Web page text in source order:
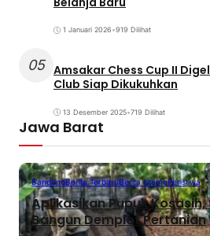
1 Januari 2026•919 Dilihat
05 Amsakar Chess Cup II
Club Siap Dikukuhkan
13 Desember 2025•719 Dilihat
Jawa Barat
BandungBerita TerbaruBerita UtamaPeristiwa
Aplikasikan Pupuk
Bangun Demplot Pertanian